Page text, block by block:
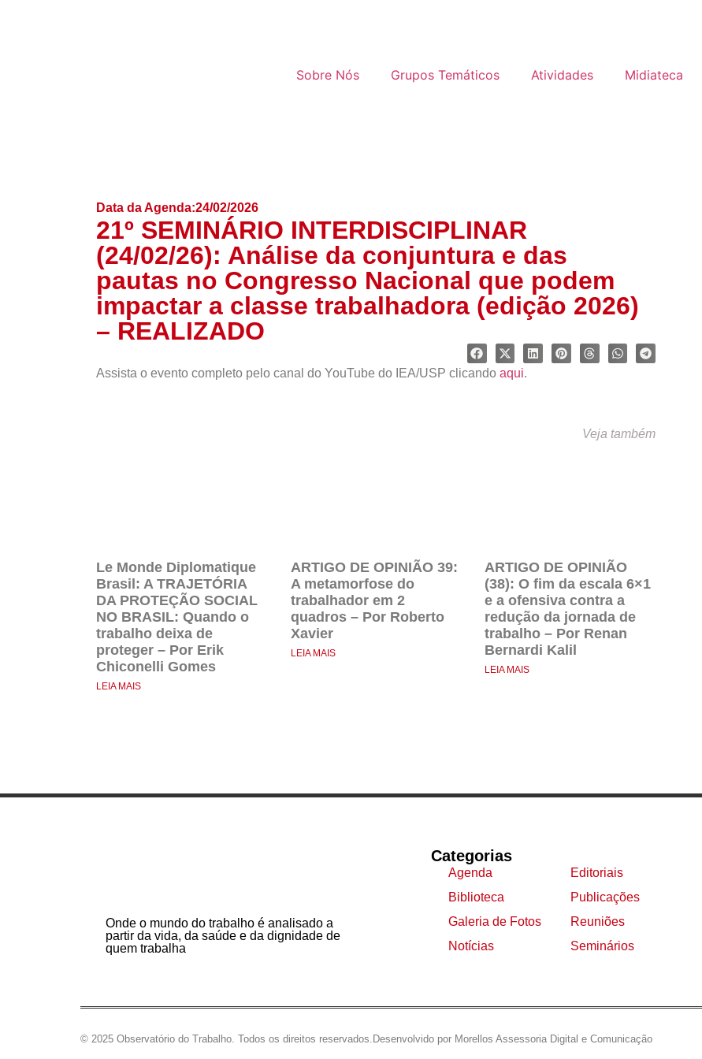
Sobre Nós Grupos Temáticos Atividades Midiateca
Data da Agenda:24/02/2026
21º SEMINÁRIO INTERDISCIPLINAR
(24/02/26): Análise da conjuntura e das
pautas no Congresso Nacional que podem
impactar a classe trabalhadora (edição 2026)
– REALIZADO
Assista o evento completo pelo canal do YouTube do IEA/USP clicando aqui.
Veja também
Le Monde Diplomatique
Brasil: A TRAJETÓRIA
DA PROTEÇÃO SOCIAL
NO BRASIL: Quando o
trabalho deixa de
proteger – Por Erik
Chiconelli Gomes
LEIA MAIS
ARTIGO DE OPINIÃO 39:
A metamorfose do
trabalhador em 2
quadros – Por Roberto
Xavier
LEIA MAIS
ARTIGO DE OPINIÃO
(38): O fim da escala 6×1
e a ofensiva contra a
redução da jornada de
trabalho – Por Renan
Bernardi Kalil
LEIA MAIS
Onde o mundo do trabalho é analisado a
partir da vida, da saúde e da dignidade de
quem trabalha
Categorias
Agenda
Biblioteca
Galeria de Fotos
Notícias
Editoriais
Publicações
Reuniões
Seminários
© 2025 Observatório do Trabalho. Todos os direitos reservados. Desenvolvido por Morellos Assessoria Digital e Comunicação